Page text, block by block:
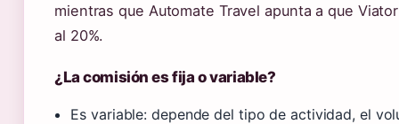
mientras que Automate Travel apunta a que
al 20%.
¿La comisión es fija o variable?
Es variable: depende del tipo de actividad, el